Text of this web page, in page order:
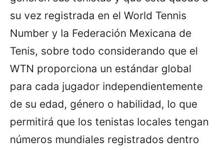
su vez registrada en el World Tennis
Number y la Federación Mexicana de
Tenis, sobre todo considerando que el
WTN proporciona un estándar global
para cada jugador independientemente
de su edad, género o habilidad, lo que
permitirá que los tenistas locales tengan
números mundiales registrados dentro